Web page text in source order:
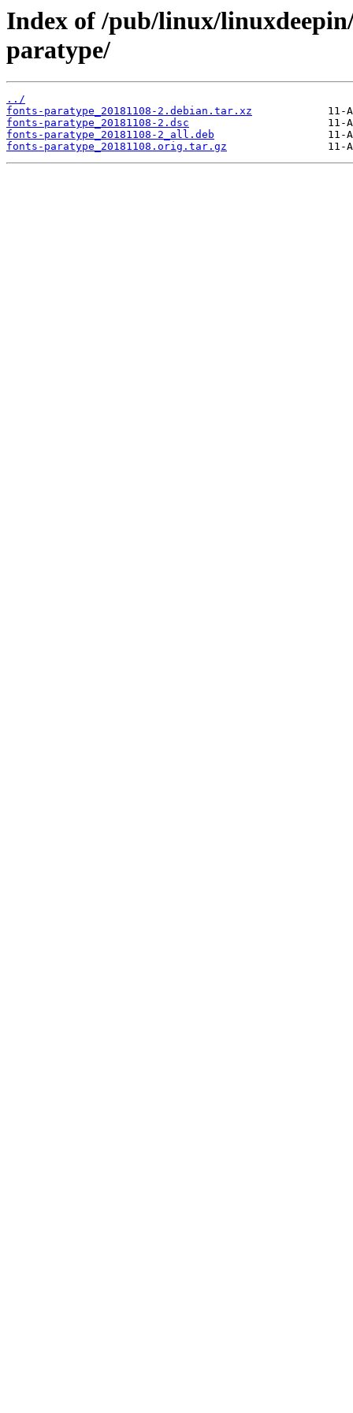
Index of /pub/linux/
paratype/
../
fonts-paratype_20181108-2.debian.tar.xz
fonts-paratype_20181108-2.dsc
fonts-paratype_20181108-2_all.deb
fonts-paratype_20181108.orig.tar.gz